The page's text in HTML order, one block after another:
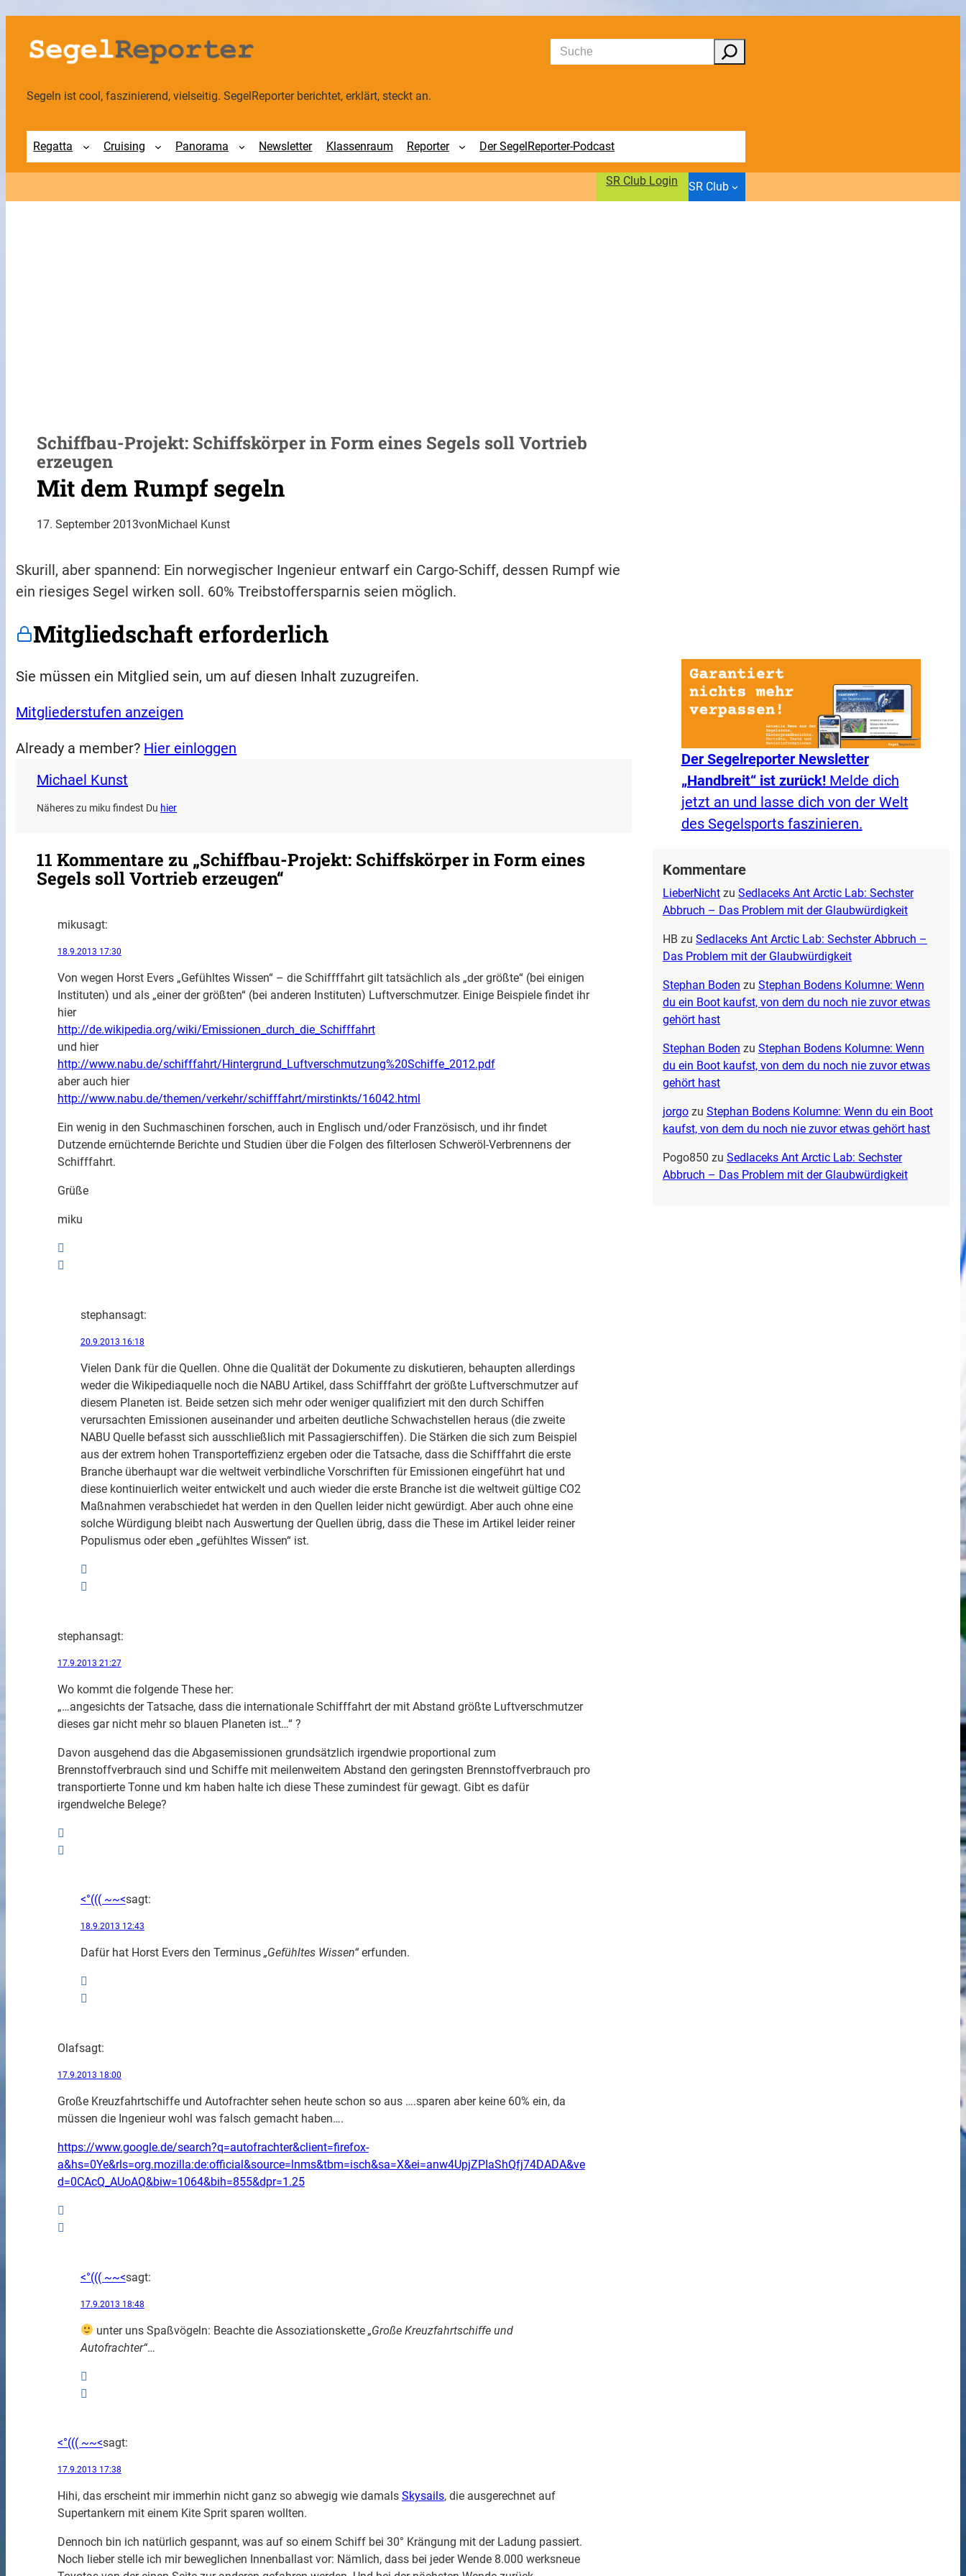
Zum
Inhalt
springen
Suchen
Segeln ist cool, faszinierend, vielseitig. SegelReporter berichtet, erklärt, steckt an.
Regatta Cruising Panorama Newsletter Klassenraum Reporter Der SegelReporter-Podcast
SR Club Login SR Club
Schiffbau-Projekt: Schiffskörper in Form eines Segels soll Vortrieb
erzeugen
Mit dem Rumpf segeln
17. September 2013vonMichael Kunst
Skurill, aber spannend: Ein norwegischer Ingenieur entwarf ein Cargo-Schiff, dessen Rumpf wie
ein riesiges Segel wirken soll. 60% Treibstoffersparnis seien möglich.
Mitgliedschaft erforderlich
Sie müssen ein Mitglied sein, um auf diesen Inhalt zuzugreifen.
Mitgliederstufen anzeigen
Already a member? Hier einloggen
Michael Kunst
Näheres zu miku findest Du hier
11 Kommentare zu „Schiffbau-Projekt: Schiffskörper in Form eines
Segels soll Vortrieb erzeugen“
mikusagt:
18.9.2013 17:30
Von wegen Horst Evers „Gefühltes Wissen“ – die Schiffffahrt gilt tatsächlich als „der größte“ (bei einigen
Instituten) und als „einer der größten“ (bei anderen Instituten) Luftverschmutzer. Einige Beispiele findet ihr
hier
http://de.wikipedia.org/wiki/Emissionen_durch_die_Schifffahrt
und hier
http://www.nabu.de/schifffahrt/Hintergrund_Luftverschmutzung%20Schiffe_2012.pdf
aber auch hier
http://www.nabu.de/themen/verkehr/schifffahrt/mirstinkts/16042.html
Ein wenig in den Suchmaschinen forschen, auch in Englisch und/oder Französisch, und ihr findet
Dutzende ernüchternde Berichte und Studien über die Folgen des filterlosen Schweröl-Verbrennens der
Schifffahrt.
Grüße
miku
stephansagt:
20.9.2013 16:18
Vielen Dank für die Quellen. Ohne die Qualität der Dokumente zu diskutieren, behaupten allerdings
weder die Wikipediaquelle noch die NABU Artikel, dass Schifffahrt der größte Luftverschmutzer auf
diesem Planeten ist. Beide setzen sich mehr oder weniger qualifiziert mit den durch Schiffen
verursachten Emissionen auseinander und arbeiten deutliche Schwachstellen heraus (die zweite
NABU Quelle befasst sich ausschließlich mit Passagierschiffen). Die Stärken die sich zum Beispiel
aus der extrem hohen Transporteffizienz ergeben oder die Tatsache, dass die Schifffahrt die erste
Branche überhaupt war die weltweit verbindliche Vorschriften für Emissionen eingeführt hat und
diese kontinuierlich weiter entwickelt und auch wieder die erste Branche ist die weltweit gültige CO2
Maßnahmen verabschiedet hat werden in den Quellen leider nicht gewürdigt. Aber auch ohne eine
solche Würdigung bleibt nach Auswertung der Quellen übrig, dass die These im Artikel leider reiner
Populismus oder eben „gefühltes Wissen“ ist.
stephansagt:
17.9.2013 21:27
Wo kommt die folgende These her:
„…angesichts der Tatsache, dass die internationale Schifffahrt der mit Abstand größte Luftverschmutzer
dieses gar nicht mehr so blauen Planeten ist…“ ?
Davon ausgehend das die Abgasemissionen grundsätzlich irgendwie proportional zum
Brennstoffverbrauch sind und Schiffe mit meilenweitem Abstand den geringsten Brennstoffverbrauch pro
transportierte Tonne und km haben halte ich diese These zumindest für gewagt. Gibt es dafür
irgendwelche Belege?
<°((( ~~<sagt:
18.9.2013 12:43
Dafür hat Horst Evers den Terminus „Gefühltes Wissen“erfunden.
Olafsagt:
17.9.2013 18:00
Große Kreuzfahrtschiffe und Autofrachter sehen heute schon so aus ….sparen aber keine 60% ein, da
müssen die Ingenieur wohl was falsch gemacht haben….
https://www.google.de/search?q=autofrachter&client=firefox-
a&hs=0Ye&rls=org.mozilla:de:official&source=lnms&tbm=isch&sa=X&ei=anw4UpjZPIaShQfj74DADA&ve
d=0CAcQ_AUoAQ&biw=1064&bih=855&dpr=1.25
<°((( ~~<sagt:
17.9.2013 18:48
unter uns Spaßvögeln: Beachte die Assoziationskette„Große Kreuzfahrtschiffe und
Autofrachter“…
<°((( ~~<sagt:
17.9.2013 17:38
Hihi, das erscheint mir immerhin nicht ganz so abwegig wie damals Skysails, die ausgerechnet auf
Supertankern mit einem Kite Sprit sparen wollten.
Dennoch bin ich natürlich gespannt, was auf so einem Schiff bei 30° Krängung mit der Ladung passiert.
Noch lieber stelle ich mir beweglichen Innenballast vor: Nämlich, dass bei jeder Wende 8.000 werksneue
Der Segelreporter Newsletter
„Handbreit“ ist zurück!Melde dich
jetzt an und lasse dich von der Welt
des Segelsports faszinieren.
Kommentare
LieberNichtzu Sedlaceks Ant Arctic Lab: Sechster
Abbruch – Das Problem mit der Glaubwürdigkeit
HB zu Sedlaceks Ant Arctic Lab: Sechster Abbruch –
Das Problem mit der Glaubwürdigkeit
Stephan Boden zu Stephan Bodens Kolumne: Wenn
du ein Boot kaufst, von dem du noch nie zuvor etwas
gehört hast
Stephan Boden zu Stephan Bodens Kolumne: Wenn
du ein Boot kaufst, von dem du noch nie zuvor etwas
gehört hast
jorgozu Stephan Bodens Kolumne: Wenn du ein Boot
kaufst, von dem du noch nie zuvor etwas gehört hast
Pogo850 zu Sedlaceks Ant Arctic Lab: Sechster
Abbruch – Das Problem mit der Glaubwürdigkeit